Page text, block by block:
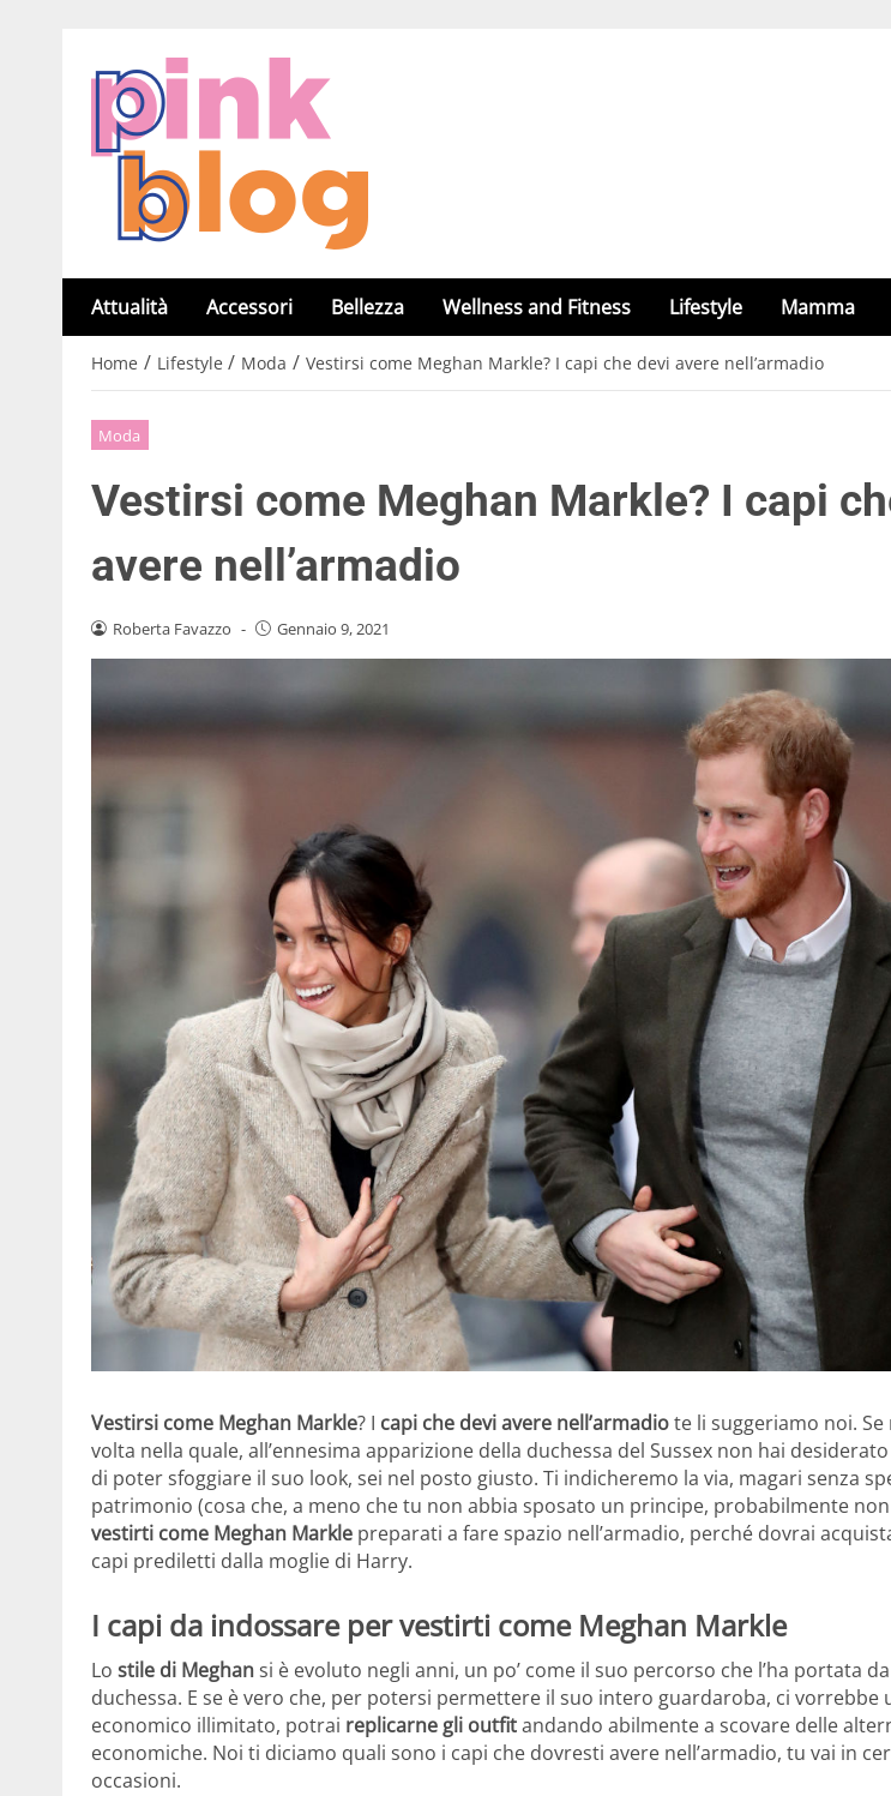
Attualità Accessori Bellezza Wellness and Fitness Lifestyle Mamma
Home / Lifestyle / Moda / Vestirsi come Meghan Markle? I capi che devi avere nell’armadio
Moda
Vestirsi come Meghan Markle? I capi
avere nell’armadio
Roberta Favazzo - Gennaio 9, 2021
Vestirsi come Meghan Markle? I capi che devi avere nell’armadiote li suggeriamo noi. Se
volta nella quale, all’ennesima apparizione della duchessa del Sussex non hai
di poter sfoggiare il suo look, sei nel posto giusto. Ti indicheremo la via, magari senza
patrimonio (cosa che, a meno che tu non abbia sposato un principe, probabilmente non
vestirti come Meghan Markle preparati a fare spazio nell’armadio, perché dovrai
capi prediletti dalla moglie di Harry.
I capi da indossare per vestirti come Meghan Markle
Lo stile di Meghansi è evoluto negli anni, un po’ come il suo percorso che l’ha portata
duchessa. E se è vero che, per potersi permettere il suo intero guardaroba, ci vorrebbe
economico illimitato, potrai replicarne gli outfitandando abilmente a scovare delle
economiche. Noi ti diciamo quali sono i capi che dovresti avere nell’armadio, tu vai in
occasioni.